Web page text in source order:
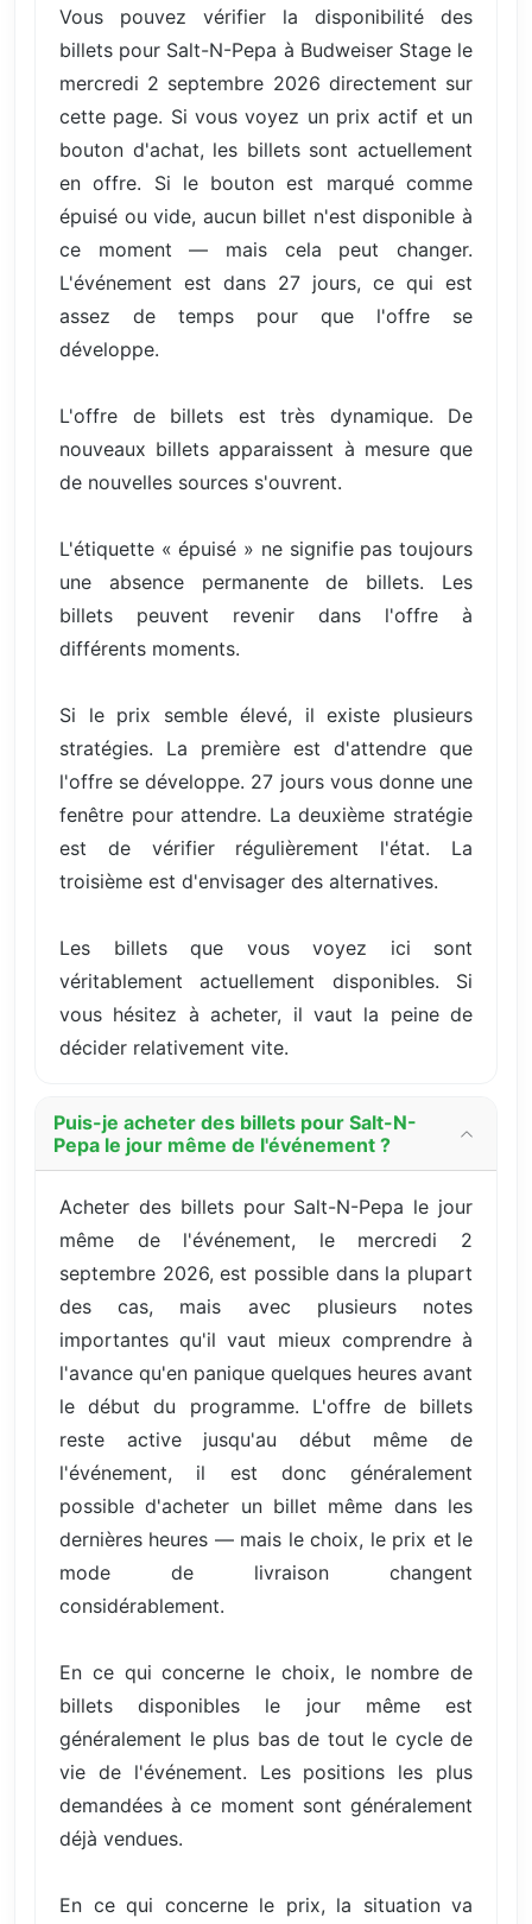
Vous pouvez vérifier la disponibilité des
billets pour Salt-N-Pepa à Budweiser Stage le
mercredi 2 septembre 2026 directement sur
cette page. Si vous voyez un prix actif et un
bouton d'achat, les billets sont actuellement
en offre. Si le bouton est marqué comme
épuisé ou vide, aucun billet n'est disponible à
ce moment — mais cela peut changer.
L'événement est dans 27 jours, ce qui est
assez de temps pour que l'offre se
développe.
L'offre de billets est très dynamique. De
nouveaux billets apparaissent à mesure que
de nouvelles sources s'ouvrent.
L'étiquette « épuisé » ne signifie pas toujours
une absence permanente de billets. Les
billets peuvent revenir dans l'offre à
différents moments.
Si le prix semble élevé, il existe plusieurs
stratégies. La première est d'attendre que
l'offre se développe. 27 jours vous donne une
fenêtre pour attendre. La deuxième stratégie
est de vérifier régulièrement l'état. La
troisième est d'envisager des alternatives.
Les billets que vous voyez ici sont
véritablement actuellement disponibles. Si
vous hésitez à acheter, il vaut la peine de
décider relativement vite.
Puis-je acheter des billets pour Salt-N-
Pepa le jour même de l'événement ?
Acheter des billets pour Salt-N-Pepa le jour
même de l'événement, le mercredi 2
septembre 2026, est possible dans la plupart
des cas, mais avec plusieurs notes
importantes qu'il vaut mieux comprendre à
l'avance qu'en panique quelques heures avant
le début du programme. L'offre de billets
reste active jusqu'au début même de
l'événement, il est donc généralement
possible d'acheter un billet même dans les
dernières heures — mais le choix, le prix et le
mode de livraison changent
considérablement.
En ce qui concerne le choix, le nombre de
billets disponibles le jour même est
généralement le plus bas de tout le cycle de
vie de l'événement. Les positions les plus
demandées à ce moment sont généralement
déjà vendues.
En ce qui concerne le prix, la situation va